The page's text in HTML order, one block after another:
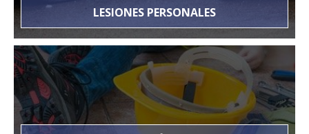
LESIONES PERSONALES